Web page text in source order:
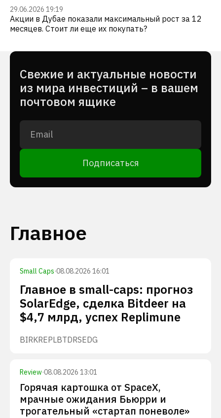
29.06.2026 19:19
Акции в Дубае показали максимальный рост за 12
месяцев. Стоит ли еще их покупать?
Cвежие и актуальные новости
из мира инвестиций – в вашем
почтовом ящике
Подписаться
Главное
Small Caps·08.08.2026 16:01
Главное в small-caps: прогноз
SolarEdge, сделка Bitdeer на
$4,7 млрд, успех Replimune
BIRKREPLBTDRSEDG
Review·08.08.2026 13:01
Горячая картошка от SpaceX,
мрачные ожидания Бьюрри и
трогательный «стартап поневоле»